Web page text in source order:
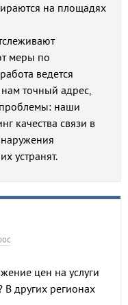
на площадях
меры по
ведется
точный адрес,
наши
качества связи в
устранят.
цен на услуги
других регионах